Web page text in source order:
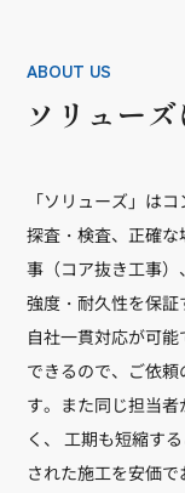
ABOUT US
ソリュー
「ソリューズ」は
探査・検査、正確
事（コア抜き工事）
強度・耐久性を保
自社一貫対応が可
できるので、ご依
す。また同じ担当
く、 工期も短縮す
された施工を安価で